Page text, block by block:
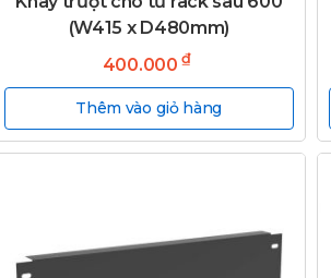
(W415 x D480mm)
400.000₫
Thêm vào giỏ hàng